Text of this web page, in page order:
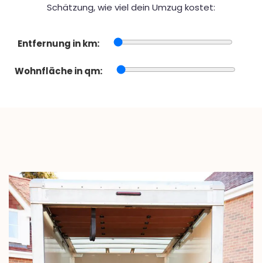
Schätzung, wie viel dein Umzug kostet:
Entfernung in km:
Wohnfläche in qm: